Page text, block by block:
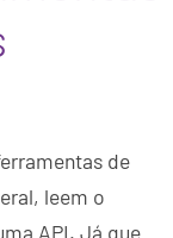
de
leem o
API. Já que